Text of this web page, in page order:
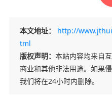
本文地址：
http://
tml
版权声明： 本站内容均来自
商业和其他非法用途。如果
我们将在24小时内删除。